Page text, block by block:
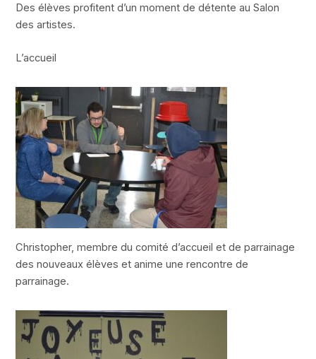
Des élèves profitent d’un moment de détente au Salon
des artistes.
L’accueil
Christopher, membre du comité d’accueil et de parrainage
des nouveaux élèves et anime une rencontre de
parrainage.